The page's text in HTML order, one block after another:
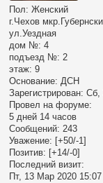
Пол: Женский
г.Чехов
ул.Уездная
дом №: 4
подъезд №: 2
этаж: 9
Основание: ДСН
Зарегистрирован: Сб,
Провел на форуме:
5 дней 14 часов
Сообщений: 243
Уважение: [+50/-1]
Позитив: [+14/-0]
Последний визит:
Пт, 13 Мар 2020 15:07